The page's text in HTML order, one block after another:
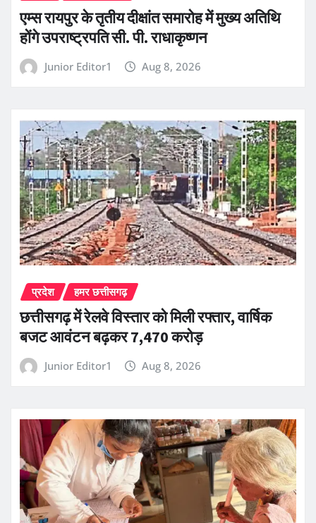
एम्स रायपुर के तृतीय दीक्षांत समारोह में मुख्य अतिथि
होंगे उपराष्ट्रपति सी. पी. राधाकृष्णन
Junior Editor1 Aug 8, 2026
प्रदेश हमर छत्तीसगढ़
छत्तीसगढ़ में रेलवे विस्तार को मिली रफ्तार, वार्षिक
बजट आवंटन बढ़कर 7,470 करोड़
Junior Editor1 Aug 8, 2026